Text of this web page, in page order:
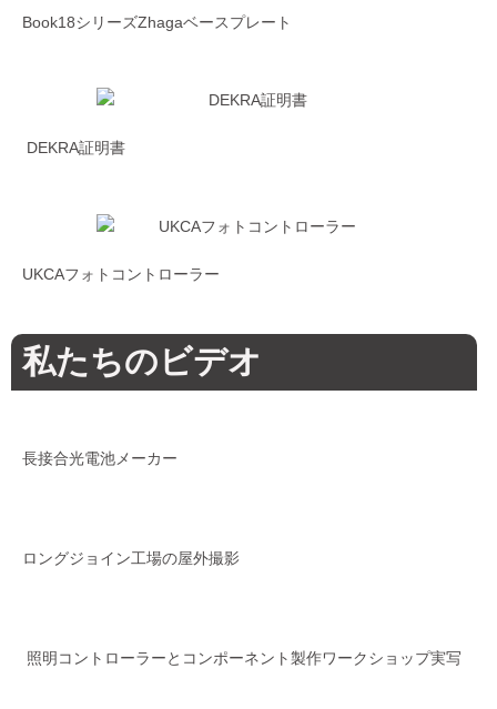
Book18シリーズZhagaベースプレート
DEKRA証明書
UKCAフォトコントローラー
私たちのビデオ
長接合光電池メーカー
ロングジョイン工場の屋外撮影
照明コントローラーとコンポーネント製作ワークショップ実写